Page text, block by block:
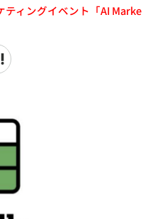
ティングイベント「AI Marke